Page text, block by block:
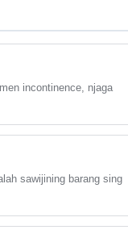
kita
bisa
incontinence, njaga
sawijining barang sing